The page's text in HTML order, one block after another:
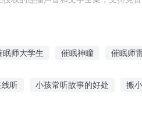
眠师大学生 催眠神瞳 催眠师
听 小孩常听故事的好处 搬